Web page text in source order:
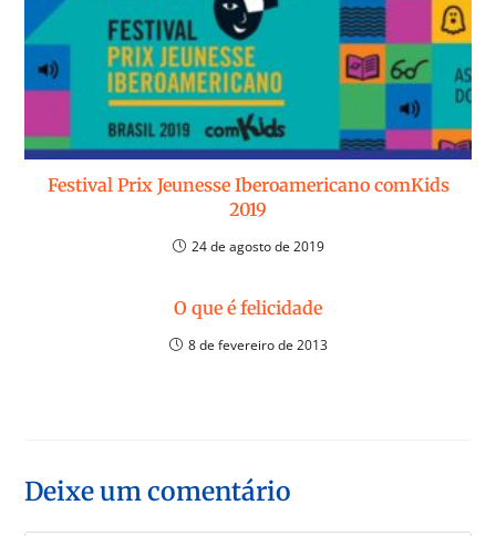
Festival Prix Jeunesse Iberoamericano comKids
2019
24 de agosto de 2019
O que é felicidade
8 de fevereiro de 2013
Deixe um comentário